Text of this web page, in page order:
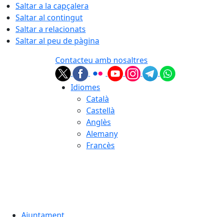
Saltar a la capçalera
Saltar al contingut
Saltar a relacionats
Saltar al peu de pàgina
Contacteu amb nosaltres
Idiomes
Català
Castellà
Anglès
Alemany
Francès